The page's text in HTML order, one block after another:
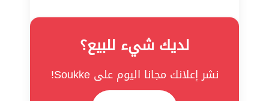
لديك شيء للبيع؟
نشر إعلانك مجانا اليوم على Soukke!